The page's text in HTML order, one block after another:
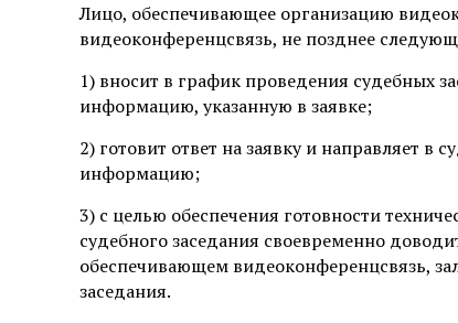
Лицо, обеспечивающее организацию
видеоконференцсвязь, не позднее
1) вносит в график проведения судебных
информацию, указанную в заявке;
2) готовит ответ на заявку и направляет
информацию;
3) с целью обеспечения готовности
судебного заседания своевременно
обеспечивающем видеоконференцсвязь,
заседания.